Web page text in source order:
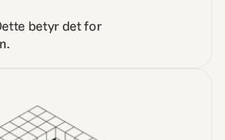
betyr det for